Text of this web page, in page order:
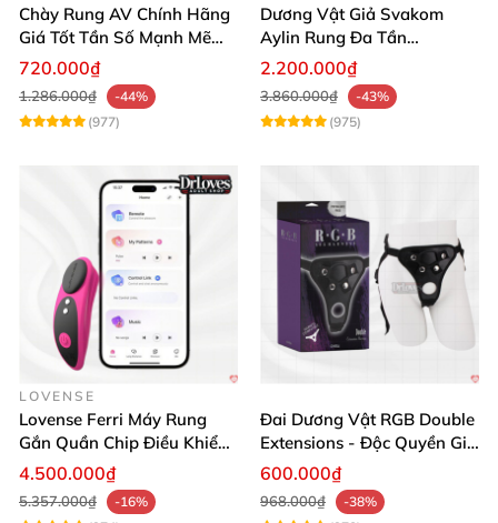
Chày Rung AV Chính Hãng
Giá Tốt Tần Số Mạnh Mẽ
Siêu Bền
720.000₫
1.286.000₫
-44%
(977)
Dương Vật Giả Svakom
Aylin Rung Đa Tần
Massage Sung Sướng
2.200.000₫
3.860.000₫
-43%
(975)
LOVENSE
Lovense Ferri Máy Rung
Gắn Quần Chip Điều Khiển
App Tăng Hưng Phấn
4.500.000₫
5.357.000₫
-16%
Đai Dương Vật RGB Double
Extensions - Độc Quyền Giá
Sốc
600.000₫
968.000₫
-38%